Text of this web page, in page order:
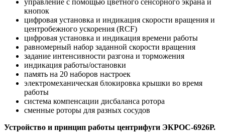
кнопок
цифровая установка и индикация скорости вращения и
центробежного ускорения (RCF)
цифровая установка и индикация времени работы
равномерный набор заданной скорости вращения
задание интенсивности разгона и торможения
индикация работы/остановки
память на 20 наборов настроек
электромеханическая блокировка крышки во время
работы
система компенсации дисбаланса ротора
сменные роторы для разных сосудов
Устройство и принцип работы центрифуги ЭКРОС-6926Р.